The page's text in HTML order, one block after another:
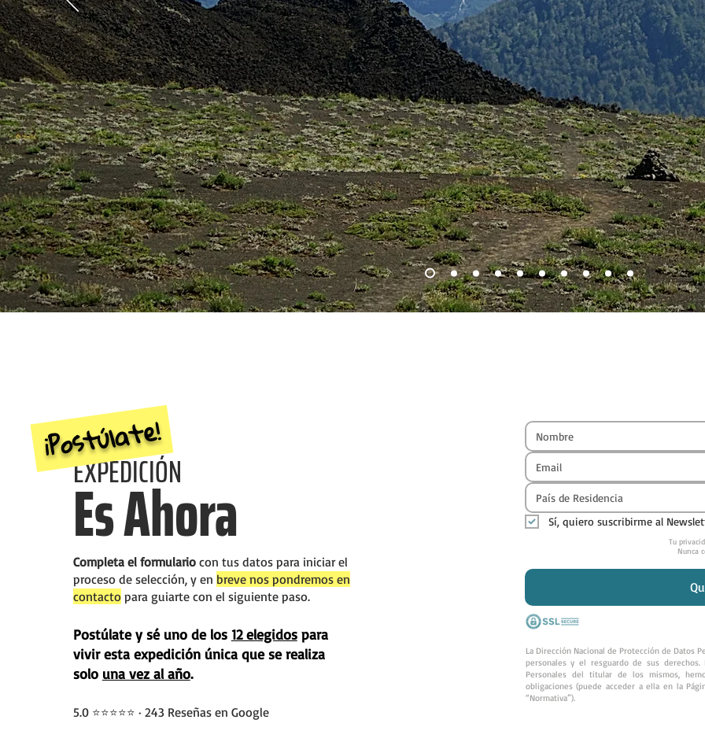
EXPEDICIÓN
Es Ahora
¡Postúlate!
Completa el formulariocon tus datos para iniciar el
proceso de selección, y en breve nos pondremos en
contacto para guiarte con el siguiente paso.
Postúlate y sé uno de los 12 elegidospara
vivir esta expedición única que se realiza
solo una vez al año.
5.0 ⭐⭐⭐⭐⭐ · 243 Reseñas en Google
País de Residencia
Sí, quiero suscribirme al
Tu
Nunca
La Dirección Nacional de Protección de Datos
personales y el resguardo de sus
Personales del titular de los mismos,
obligaciones (puede acceder a ella en la
“Normativa”).